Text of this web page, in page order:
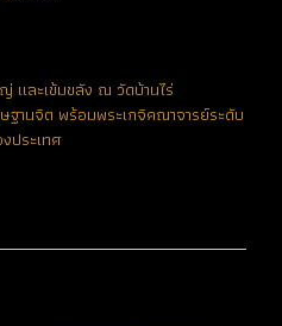
และเข้มขลัง ณ วัดบ้านไร่
านจิต พร้อมพระเกจิคณาจารย์ระดับ
ประเทศ